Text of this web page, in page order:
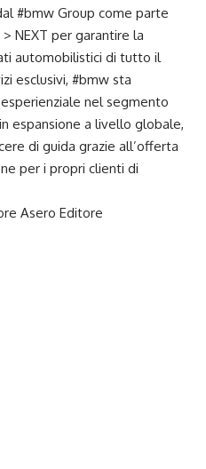
#bmw Group come parte
NEXT per garantire la
automobilistici di tutto il
esclusivi, #bmw sta
nel segmento
espansione a livello globale,
di guida grazie all’offerta
per i propri clienti di
Asero Editore